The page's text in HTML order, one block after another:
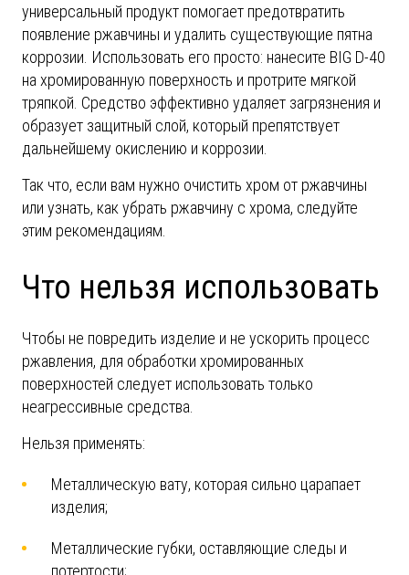
универсальный продукт помогает предотвратить
появление ржавчины и удалить существующие пятна
коррозии. Использовать его просто: нанесите BIG D-40
на хромированную поверхность и протрите мягкой
тряпкой. Средство эффективно удаляет загрязнения и
образует защитный слой, который препятствует
дальнейшему окислению и коррозии.
Так что, если вам нужно очистить хром от ржавчины
или узнать, как убрать ржавчину с хрома, следуйте
этим рекомендациям.
Что нельзя использовать
Чтобы не повредить изделие и не ускорить процесс
ржавления, для обработки хромированных
поверхностей следует использовать только
неагрессивные средства.
Нельзя применять:
Металлическую вату, которая сильно царапает
изделия;
Металлические губки, оставляющие следы и
потертости;